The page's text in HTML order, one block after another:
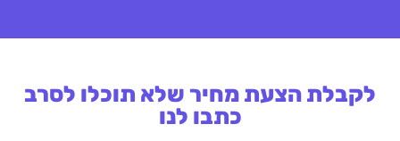
לקבלת הצעת מחיר שלא תוכלו לסרב
כתבו לנו